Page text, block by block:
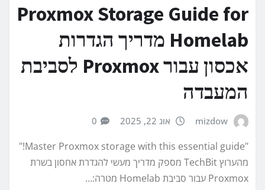
Proxmox Storage Guide for
Homelab מדריך הגדרות
אכסון עבור Proxmox לסביבת
המעבדה
mizdow אוג 22, 2025 0
"Master Proxmox storage with this essential guide!"
מהערוץ TechBit מספק מדריך מעשי להגדרת אחסון בשרת
Proxmox עבור סביבת Homelab מטרה:…